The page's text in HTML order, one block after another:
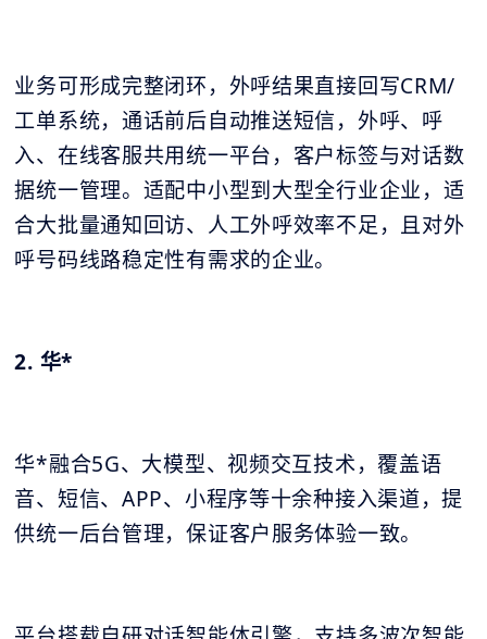
业务可形成完整闭环，外呼结果直接回写CRM/
工单系统，通话前后自动推送短信，外呼、呼
入、在线客服共用统一平台，客户标签与对话数
据统一管理。适配中小型到大型全行业企业，适
合大批量通知回访、人工外呼效率不足，且对外
呼号码线路稳定性有需求的企业。
2. 华*
华*融合5G、大模型、视频交互技术，覆盖语
音、短信、APP、小程序等十余种接入渠道，提
供统一后台管理，保证客户服务体验一致。